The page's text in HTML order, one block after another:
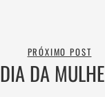
PRÓXIMO POST
DIA DA